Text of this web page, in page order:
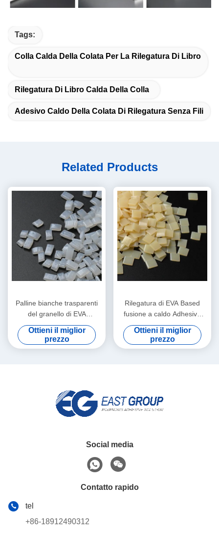
Tags:
Colla Calda Della Colata Per La Rilegatura Di Libro
Rilegatura Di Libro Calda Della Colla
Adesivo Caldo Della Colata Di Rilegatura Senza Fili
Related Products
Palline bianche trasparenti
del granello di EVA
Bookbinding fusione a caldo
Adhesive
Ottieni il miglior
prezzo
Rilegatura di EVA Based
fusione a caldo Adhesive
EVA fusione a caldo colla
For del granello
Ottieni il miglior
prezzo
Social media
Contatto rapido
tel
+86-18912490312